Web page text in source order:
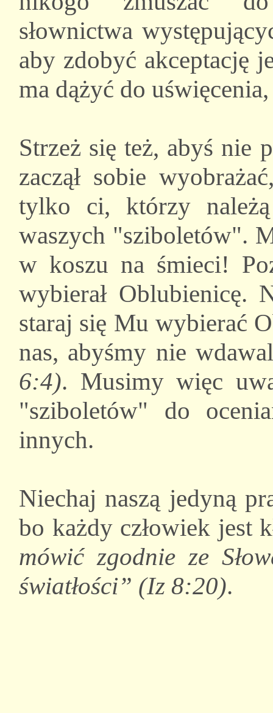
słownictwa
aby zdobyć akceptację
ma dążyć do
Strzeż się też, abyś nie
zaczął sobie
tylko ci, którzy
waszych "sziboletów".
w koszu na śmieci!
wybierał
staraj się Mu wybierać
nas, abyśmy nie
6:4). Musimy więc
"sziboletów" do
innych.
Niechaj naszą jedyną
bo każdy człowiek jest
mówić zgodnie ze
światłości” (Iz 8:20).